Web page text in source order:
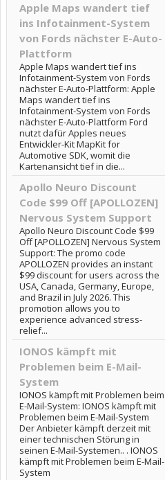
Apple Maps wandert tief
ins Infotainment-System
von Fords nächster E-Auto-
Plattform
Apple Maps wandert tief ins
Infotainment-System von Fords
nächster E-Auto-Plattform: Apple
Maps wandert tief ins
Infotainment-System von Fords
nächster E-Auto-Plattform Ford
nutzt dafür Apples neues
Entwickler-Kit MapKit for
Automotive SDK, womit die
Kartenansicht tief in die...
Apollo Neuro Discount
Code $99 Off [APOLLOZEN]
Nervous System Support
Apollo Neuro Discount Code $99
Off [APOLLOZEN] Nervous System
Support: The promo code
APOLLOZEN provides an instant
$99 discount for users across the
USA, Canada, Germany, Europe,
and Brazil in July 2026. This
promotion allows you to
experience advanced stress-
relief...
IONOS kämpft mit
Problemen beim E-Mail-
System
IONOS kämpft mit Problemen beim
E-Mail-System: IONOS kämpft mit
Problemen beim E-Mail-System
Der Anbieter kämpft derzeit mit
einer technischen Störung in
seinen E-Mail-Systemen.. . IONOS
kämpft mit Problemen beim E-Mail-
System